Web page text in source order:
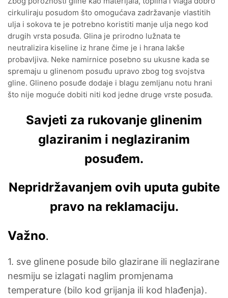
cirkuliraju posudom što omogućava zadržavanje vlastitih
ulja i sokova te je potrebno koristiti manje ulja nego kod
drugih vrsta posuđa. Glina je prirodno lužnata te
neutralizira kiseline iz hrane čime je i hrana lakše
probavljiva. Neke namirnice posebno su ukusne kada se
spremaju u glinenom posuđu upravo zbog tog svojstva
gline. Glineno posuđe dodaje i blagu zemljanu notu hrani
što nije moguće dobiti niti kod jedne druge vrste posuđa.
Savjeti za rukovanje glinenim
glaziranim i neglaziranim
posuđem.
Nepridržavanjem ovih uputa gubite
pravo na reklamaciju.
Važno.
1. sve glinene posude bilo glazirane ili neglazirane
nesmiju se izlagati naglim promjenama
temperature (bilo kod grijanja ili kod hlađenja).